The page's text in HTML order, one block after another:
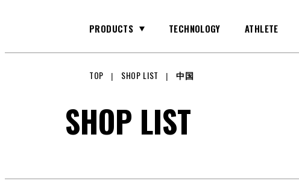
PRODUCTS
GKグラブ
バッグ
TECHNOLOGY ATHLETE
TOP SHOP LIST 中国
SHOP LIST